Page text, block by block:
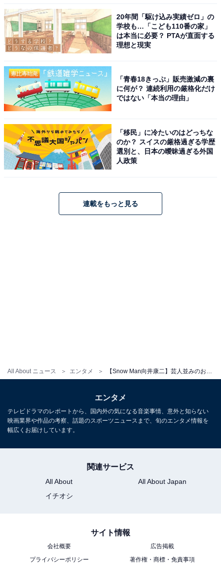
All About ニュース エンタメ
抜群のトーク力と体を張ったギャグやロケが人気
そんな向井さんは、現在バラエティ番組を中心に出演し
View this post on Instagram
20年間「駆け込み実績ゼロ」の
学校も…「こども110番の家」
は本当に必要？ PTAが直面する
理想と現実
「青春18きっぷ」販売激減の裏
に何が？ 連続利用の厳格化だけ
ではない「本当の理由」
「移民」に冷たいのはどっちな
のか？ スイスの厳格過ぎる学歴
選別と、日本の曖昧過ぎる外国
人政策
連載をもっと見る
エンタメ
テレビドラマのレポートから、国内外の気になる音楽事情、意外と知らない
映画業界や作品の考察、話題のスポーツニュースまで、旬のエンタメ情報を
幅広くお届けしています。
関連サービス
All About
All About Japan
イチオシ
サイト情報
会社概要
広告掲載
プライバシーポリシー
著作権・商標・免責事項